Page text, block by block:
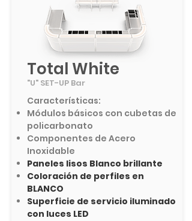
"U" SET-UP Bar
Total White
Características:
Módulos básicos con cubetas de
policarbonato
​Componentes de Acero
Inoxidable
Paneles lisos Blanco brillante
Coloración de perfiles en
BLANCO
Superficie de servicio iluminado
con luces LED